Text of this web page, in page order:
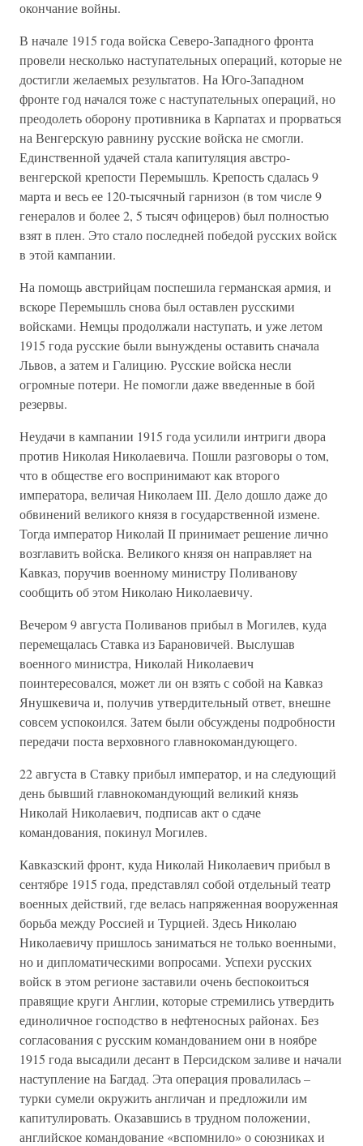
окончание войны.
В начале 1915 года войска Северо-Западного фронта
провели несколько наступательных операций, которые не
достигли желаемых результатов. На Юго-Западном
фронте год начался тоже с наступательных операций, но
преодолеть оборону противника в Карпатах и прорваться
на Венгерскую равнину русские войска не смогли.
Единственной удачей стала капитуляция австро-
венгерской крепости Перемышль. Крепость сдалась 9
марта и весь ее 120-тысячный гарнизон (в том числе 9
генералов и более 2, 5 тысяч офицеров) был полностью
взят в плен. Это стало последней победой русских войск
в этой кампании.
На помощь австрийцам поспешила германская армия, и
вскоре Перемышль снова был оставлен русскими
войсками. Немцы продолжали наступать, и уже летом
1915 года русские были вынуждены оставить сначала
Львов, а затем и Галицию. Русские войска несли
огромные потери. Не помогли даже введенные в бой
резервы.
Неудачи в кампании 1915 года усилили интриги двора
против Николая Николаевича. Пошли разговоры о том,
что в обществе его воспринимают как второго
императора, величая Николаем III. Дело дошло даже до
обвинений великого князя в государственной измене.
Тогда император Николай II принимает решение лично
возглавить войска. Великого князя он направляет на
Кавказ, поручив военному министру Поливанову
сообщить об этом Николаю Николаевичу.
Вечером 9 августа Поливанов прибыл в Могилев, куда
перемещалась Ставка из Барановичей. Выслушав
военного министра, Николай Николаевич
поинтересовался, может ли он взять с собой на Кавказ
Янушкевича и, получив утвердительный ответ, внешне
совсем успокоился. Затем были обсуждены подробности
передачи поста верховного главнокомандующего.
22 августа в Ставку прибыл император, и на следующий
день бывший главнокомандующий великий князь
Николай Николаевич, подписав акт о сдаче
командования, покинул Могилев.
Кавказский фронт, куда Николай Николаевич прибыл в
сентябре 1915 года, представлял собой отдельный театр
военных действий, где велась напряженная вооруженная
борьба между Россией и Турцией. Здесь Николаю
Николаевичу пришлось заниматься не только военными,
но и дипломатическими вопросами. Успехи русских
войск в этом регионе заставили очень беспокоиться
правящие круги Англии, которые стремились утвердить
единоличное господство в нефтеносных районах. Без
согласования с русским командованием они в ноябре
1915 года высадили десант в Персидском заливе и начали
наступление на Багдад. Эта операция провалилась –
турки сумели окружить англичан и предложили им
капитулировать. Оказавшись в трудном положении,
английское командование «вспомнило» о союзниках и